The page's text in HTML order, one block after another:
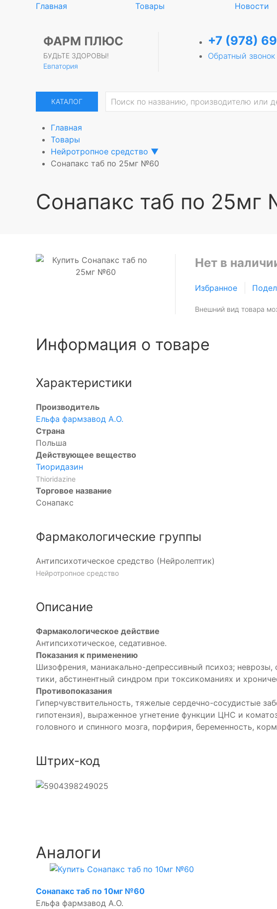
Главная Товары Новости
ФАРМ ПЛЮС
БУДЬТЕ ЗДОРОВЫ!
Евпатория
+7 (978)
Обратный звонок
КАТАЛОГ
Главная
Товары
Нейротропное средство ▼
Сонапакс таб по 25мг №60
Сонапакс таб по 25мг
Нет в
Избранное
Внешний вид товара
Информация о товаре
Характеристики
Производитель
Ельфа фармзавод А.О.
Страна
Польша
Действующее вещество
Тиоридазин
Thioridazine
Торговое название
Сонапакс
Фармакологические группы
Антипсихотическое средство (Нейролептик)
Нейротропное средство
Описание
Фармакологическое действие
Антипсихотическое, седативное.
Показания к применению
Шизофрения, маниакально-депрессивный психоз;
тики, абстинентный синдром при токсикоманиях и
Противопоказания
Гиперчувствительность, тяжелые сердечно-сосудистые
гипотензия), выраженное угнетение функции ЦНС и
головного и спинного мозга, порфирия, беременность,
Штрих-код
Аналоги
Сонапакс таб по 10мг №60
Ельфа фармзавод А.О.